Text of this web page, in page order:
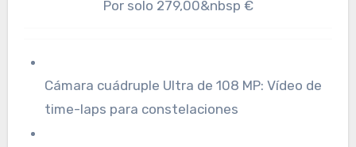
Por solo 279,00&nbsp €
Cámara cuádruple Ultra de 108 MP: Vídeo de
time-laps para constelaciones